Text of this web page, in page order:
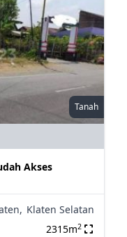
Tanah
Akses
Klaten Selatan
2315m2